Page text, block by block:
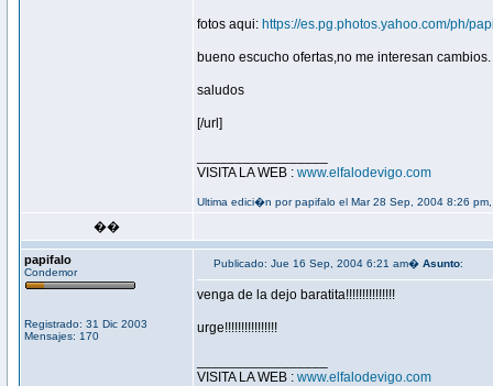
fotos aqui: https://es.pg.photos.yahoo.com/ph/
bueno escucho ofertas,no me interesan cambios.
saludos
[/url]
VISITA LA WEB : www.elfalodevigo.com
Ultima edici�n por papifalo el Mar 28 Sep, 2004 8:26
��
papifalo
Condemor
Registrado: 31 Dic 2003
Mensajes: 170
Publicado: Jue 16 Sep, 2004 6:21 am� Asunto:
venga de la dejo baratita!!!!!!!!!!!!!!!
urge!!!!!!!!!!!!!!!!
VISITA LA WEB : www.elfalodevigo.com